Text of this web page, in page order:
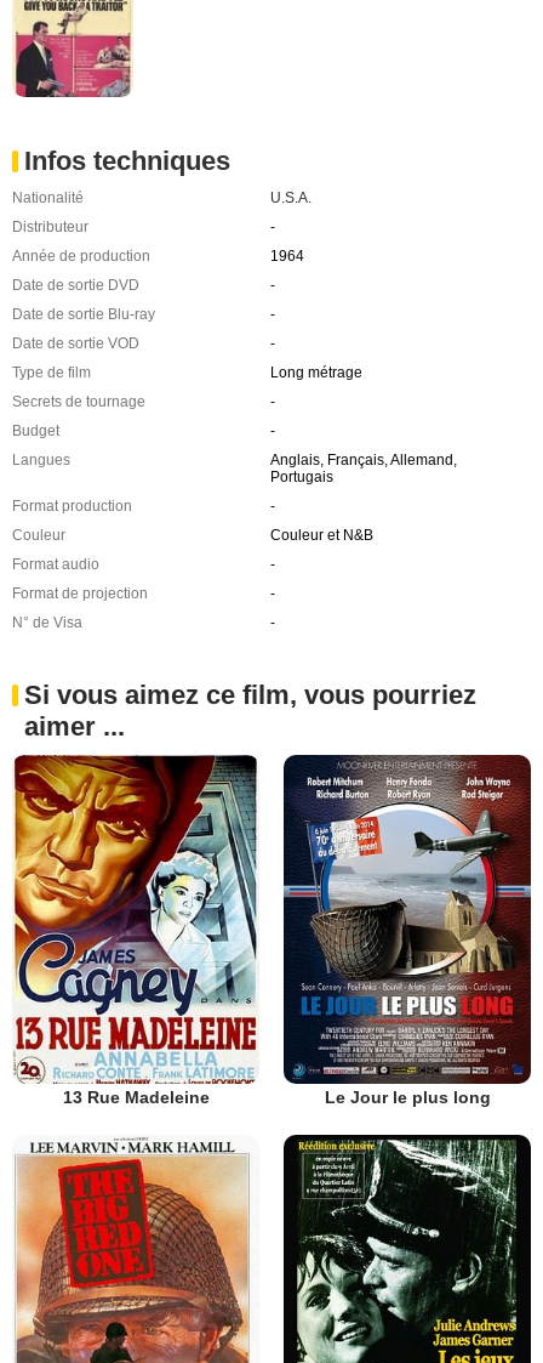
Infos techniques
Nationalité
U.S.A.
Distributeur
-
Année de production
1964
Date de sortie DVD
-
Date de sortie Blu-ray
-
Date de sortie VOD
-
Type de film
Long métrage
Secrets de tournage
-
Budget
-
Langues
Anglais, Français, Allemand,
Portugais
Format production
-
Couleur
Couleur et N&B
Format audio
-
Format de projection
-
N° de Visa
-
Si vous aimez ce film, vous pourriez
aimer ...
13 Rue Madeleine Le Jour le plus long